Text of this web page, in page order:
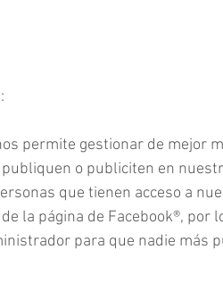
permite gestionar de mejor
o publiciten en
que tienen acceso a
la página de Facebook®, por
para que nadie más